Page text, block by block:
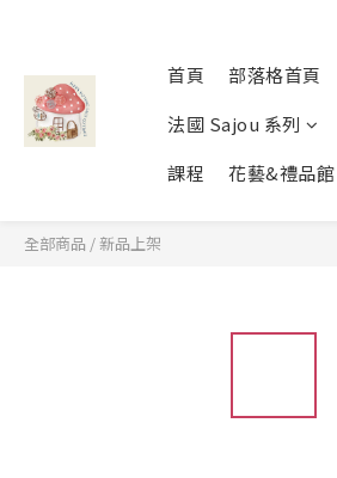
首頁 部落格首頁
法國 Sajou 系列
課程
花藝&禮品館
全部商品 /新品上架